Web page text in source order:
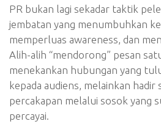
PR bukan lagi sekadar taktik
jembatan yang menumbuhkan
memperluas awareness, dan
Alih-alih “mendorong” pesan
menekankan hubungan yang
kepada audiens, melainkan hadir
percakapan melalui sosok yang
percayai.